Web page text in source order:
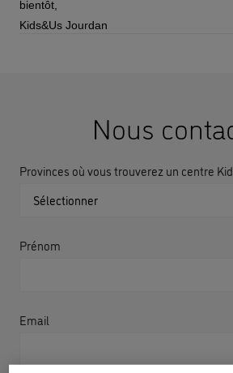
bientôt,
Kids&Us Jourdan
Nous
Provinces où vous trouverez un centre
Prénom
Email